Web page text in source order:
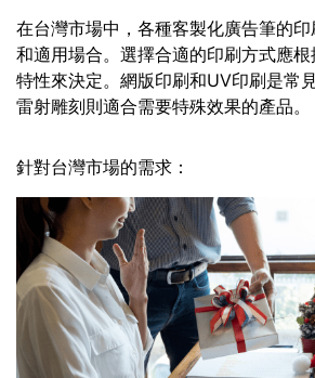
在台灣市場中，各種客製化廣告筆的
和適用場合。選擇合適的印刷方式應
特性來決定。網版印刷和UV印刷是常
雷射雕刻則適合需要特殊效果的產品。
針對台灣市場的需求：